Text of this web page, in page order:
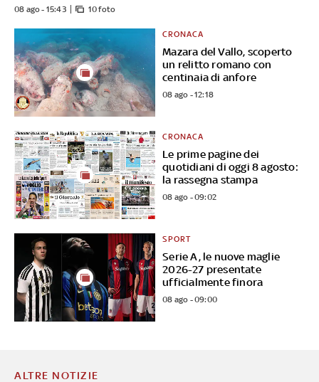
08 ago - 15:43 10 foto
Mazara del Vallo, scoperto
un relitto romano con
centinaia di anfore
CRONACA
08 ago - 12:18
Le prime pagine dei
quotidiani di oggi 8 agosto:
la rassegna stampa
CRONACA
08 ago - 09:02
Serie A, le nuove maglie
2026-27 presentate
ufficialmente finora
SPORT
08 ago - 09:00
ALTRE NOTIZIE